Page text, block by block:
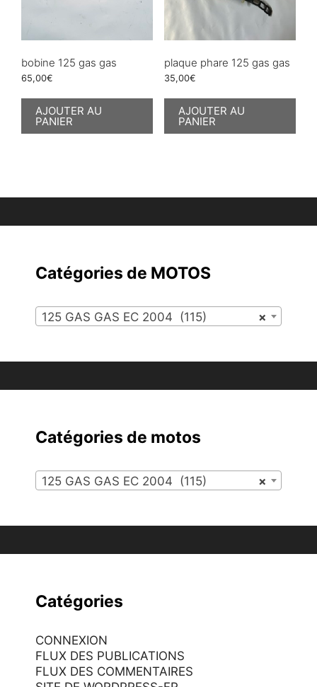
bobine 125 gas gas
65,00€
AJOUTER AU
PANIER
plaque phare 125 gas gas
35,00€
AJOUTER AU
PANIER
Catégories de MOTOS
×
125 GAS GAS EC 2004 (115)
Catégories de motos
×
125 GAS GAS EC 2004 (115)
Catégories
CONNEXION
FLUX DES PUBLICATIONS
FLUX DES COMMENTAIRES